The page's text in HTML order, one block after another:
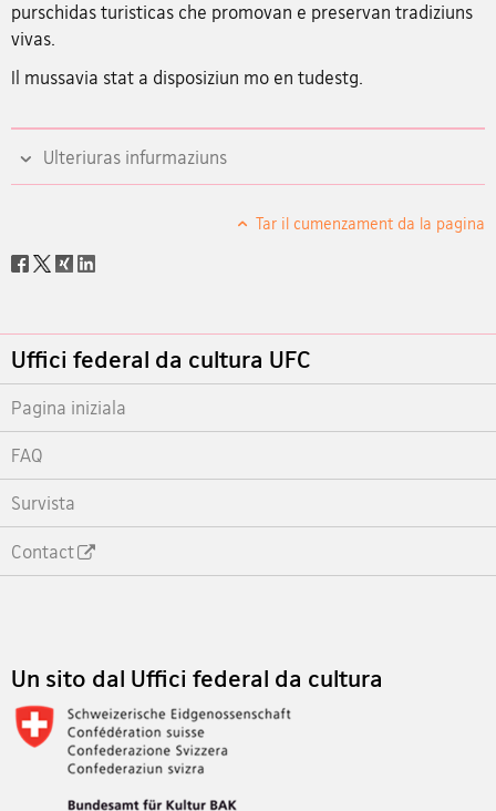
purschidas turisticas che promovan e preservan tradiziuns
vivas.
Il mussavia stat a disposiziun mo en tudestg.
Ulteriuras infurmaziuns
Tar il cumenzament da la pagina
Social
Footer
Uffici federal da cultura UFC
Pagina iniziala
FAQ
Survista
Contact
Un sito dal Uffici federal da cultura